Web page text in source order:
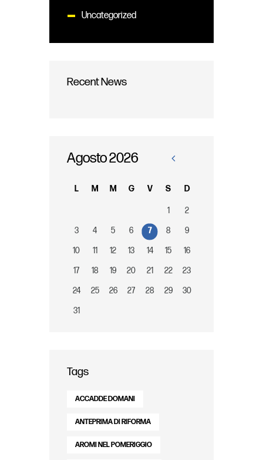
Uncategorized
Recent News
Agosto 2026
L M M G V S D
1
2
3
4 5 6 7 8
9
10
11 12 13 14 15
16
17
18 19 20 21 22
23
24
25 26 27 28 29
30
31
«
v
Tags
ACCADDE DOMANI
ANTEPRIMA DI RIFORMA
AROMI NEL POMERIGGIO